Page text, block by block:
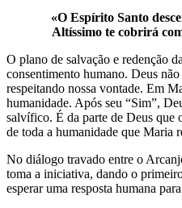
«O Espírito Santo
Altíssimo te cobrirá
O plano de salvação e redenção
consentimento humano. Deus
respeitando nossa vontade. Em
humanidade. Após seu “Sim”,
salvífico. É da parte de Deus que
de toda a humanidade que Maria
No diálogo travado entre o
toma a iniciativa, dando o
esperar uma resposta humana